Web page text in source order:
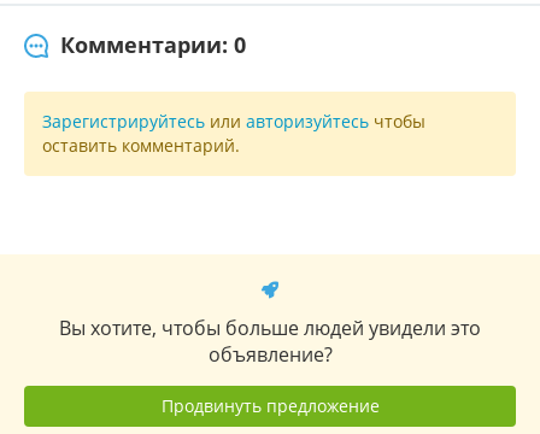
Комментарии: 0
Зарегистрируйтесь или авторизуйтесь чтобы
оставить комментарий.
Вы хотите, чтобы больше людей увидели это
объявление?
Продвинуть предложение